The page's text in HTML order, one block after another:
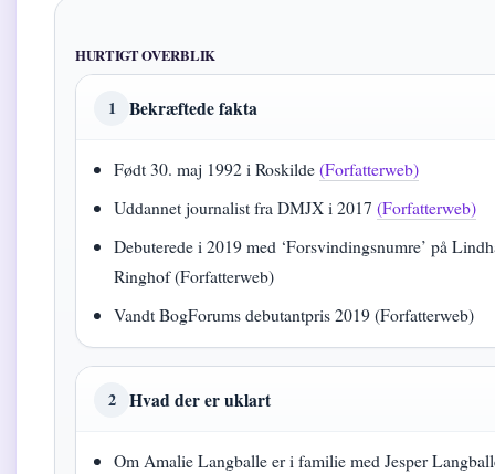
HURTIGT OVERBLIK
1 Bekræftede fakta
Født 30. maj 1992 i Roskilde(Forfatterweb)
Uddannet journalist fra DMJX i 2017(Forfatterweb)
Debuterede i 2019 med ‘Forsvindingsnumre’ på
Ringhof (Forfatterweb)
Vandt BogForums debutantpris 2019 (Forfatterweb)
2 Hvad der er uklart
Om Amalie Langballe er i familie med Jesper